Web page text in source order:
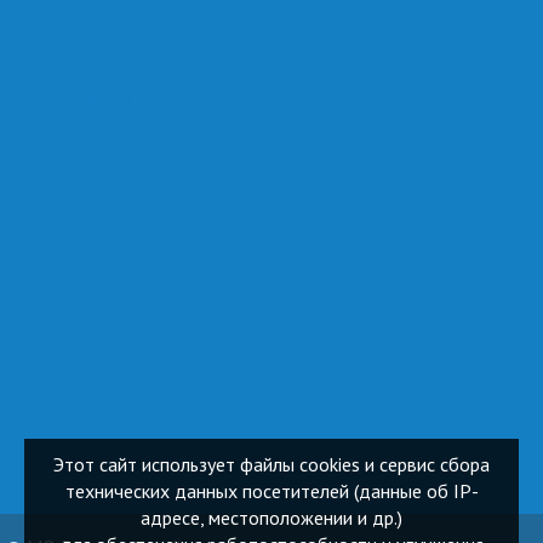
Этот сайт использует файлы cookies и сервис сбора
технических данных посетителей (данные об IP-
адресе, местоположении и др.)